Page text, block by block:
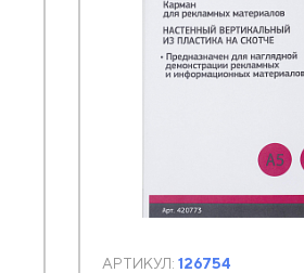
АРТИКУЛ: 126754